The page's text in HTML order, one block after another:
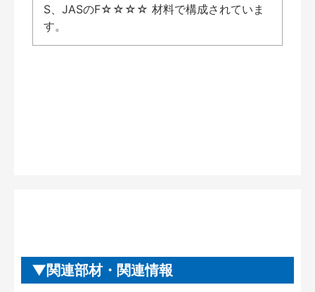
S、JASのF☆☆☆☆ 材料で構成されていま
す。
関連部材・関連情報